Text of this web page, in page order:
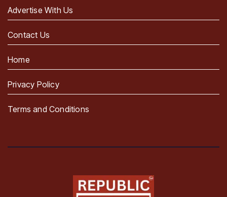
Advertise With Us
Contact Us
Home
Privacy Policy
Terms and Conditions